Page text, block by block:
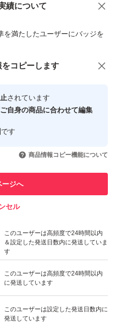
と「点数（＝セット数）」
不可（ヤフオク機能「まと
問」からコメントくださ
をお願いします。
合が多いのでどこからで
の検索で一覧表示されま
績について
を満たしたユーザーにバッジを
このユーザーはYahoo!フリマの取
引を完了させた実績があります
での取引実績があります
、発送を保証しているものではあり
このユーザーは高頻度で24時間以内
＆設定した発送日数内に発送していま
す
このユーザーは高頻度で24時間以内
に発送しています
このユーザーは設定した発送日数内に
発送しています
のため一部機能は利用できません
切なカテゴリ変更依頼は禁止です
コピーします
されています
自身の商品に合わせて編集
です
商品情報コピー機能について
ージへ
セル
スメ